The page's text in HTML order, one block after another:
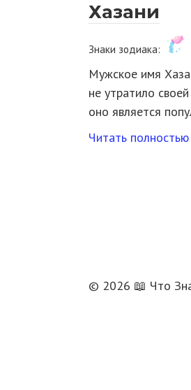
Хазани
Знаки зодиака:
Мужское имя
не утратило
оно является
Читать полностью
© 2026 📖 Что